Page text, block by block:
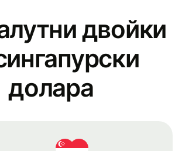
двойки
долара